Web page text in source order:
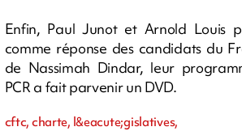
Enfin, Paul Junot et Arnold Louis
comme réponse des candidats du
de Nassimah Dindar, leur
PCR a fait parvenir un DVD.
cftc, charte, l&eacute;gislatives,